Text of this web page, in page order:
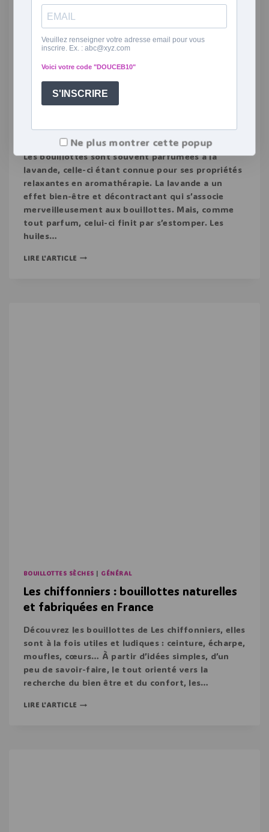
ACTUALITÉS|BOUILLOTTES SÈCHES
sent plus la lavande ?
Les bouillottes sont souvent parfumées à la
lavande, celle-ci étant connue pour ses propriétés
relaxantes en aromathérapie. La lavande a un
effet bien-être et décontractant qui s’associe
merveilleusement aux bouillottes. Mais, comme
tout parfum, celui-ci finit par s’estomper. Les
huiles…
LIRE L'ARTICLE
BOUILLOTTES SÈCHES | GÉNÉRAL
Les chiffonniers : bouillottes naturelles
et fabriquées en France
Découvrez les bouillottes de Les chiffonniers, elles
sont à la fois utiles et ludiques : ceinture, écharpe,
moufles, cœurs… À partir d’idées simples, d’un
peu de savoir-faire, le tout orienté vers la
recherche du bien être et du confort, les…
LIRE L'ARTICLE
Ne plus montrer cette popup